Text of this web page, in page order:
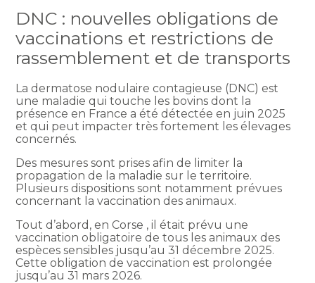
DNC : nouvelles obligations de
vaccinations et restrictions de
rassemblement et de transports
La dermatose nodulaire contagieuse (DNC) est
une maladie qui touche les bovins dont la
présence en France a été détectée en juin 2025
et qui peut impacter très fortement les élevages
concernés.
Des mesures sont prises afin de limiter la
propagation de la maladie sur le territoire.
Plusieurs dispositions sont notamment prévues
concernant la vaccination des animaux.
Tout d’abord, en Corse , il était prévu une
vaccination obligatoire de tous les animaux des
espèces sensibles jusqu’au 31 décembre 2025.
Cette obligation de vaccination est prolongée
jusqu’au 31 mars 2026.